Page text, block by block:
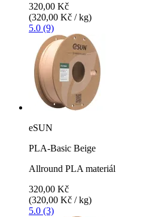
320,00 Kč
(320,00 Kč / kg)
5.0 (9)
eSUN
PLA-Basic Beige
Allround PLA materiál
320,00 Kč
(320,00 Kč / kg)
5.0 (3)